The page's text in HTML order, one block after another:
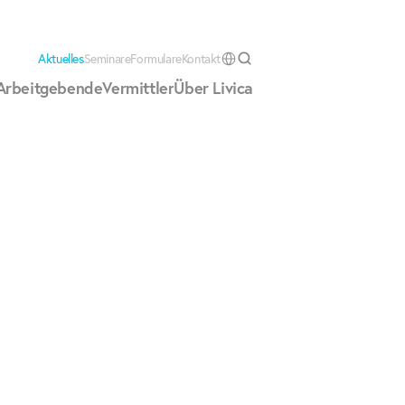
AktuellesSeminareFormulareKontaktSelect Language
VermittlerÜber Livica